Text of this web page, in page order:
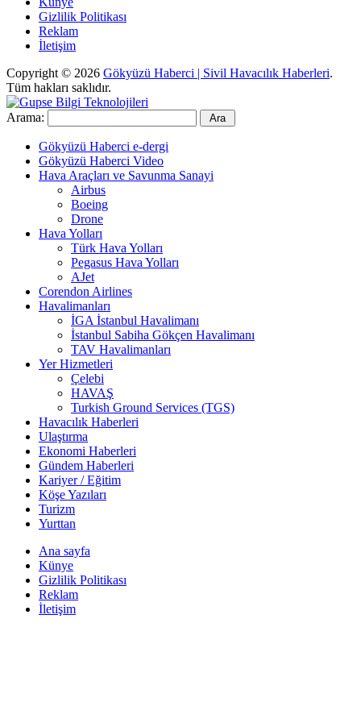
Gizlilik Politikası
Reklam
İletişim
Copyright © 2026 Gökyüzü Haberci | Sivil Havacılık Haberleri.
Tüm hakları saklıdır.
Arama:
Gökyüzü Haberci e-dergi
Gökyüzü Haberci Video
Hava Araçları ve Savunma Sanayi
Airbus
Boeing
Drone
Hava Yolları
Türk Hava Yolları
Pegasus Hava Yolları
AJet
Corendon Airlines
Havalimanları
İGA İstanbul Havalimanı
İstanbul Sabiha Gökçen Havalimanı
TAV Havalimanları
Yer Hizmetleri
Çelebi
HAVAŞ
Turkish Ground Services (TGS)
Havacılık Haberleri
Ulaştırma
Ekonomi Haberleri
Gündem Haberleri
Kariyer / Eğitim
Köşe Yazıları
Turizm
Yurttan
Ana sayfa
Künye
Gizlilik Politikası
Reklam
İletişim